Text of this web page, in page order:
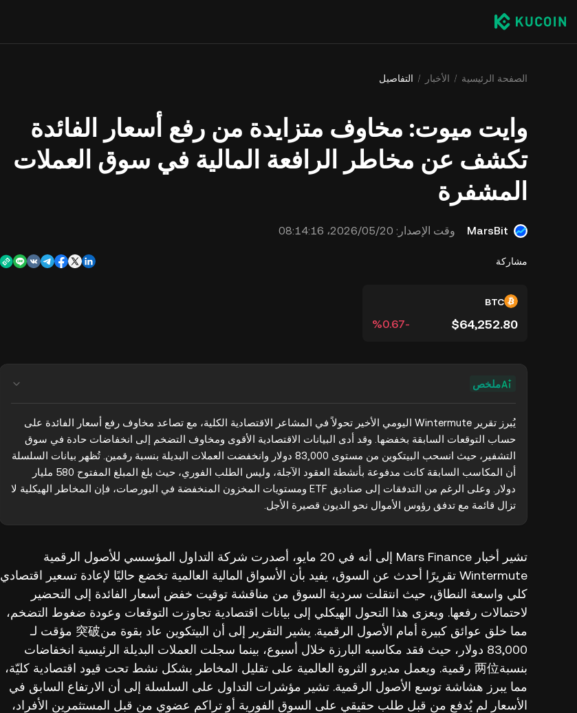
الصفحة الرئيسية الأخبار التفاصيل
وايت ميوت: مخاوف متزايدة من رفع أسعار الفائدة
تكشف عن مخاطر الرافعة المالية في سوق العملات
المشفرة
MarsBit وقت الإصدار: 20‏/05‏/2026، 08:14:16
مشاركة
BTC
$64,252.80
‮-‭0.67‬%‬
ملخص
تزال قائمة مع تدفق رؤوس الأموال نحو الديون قصيرة الأجل.
تشير أخبار Mars Finance إلى أنه في 20 مايو، أصدرت شركة التداول المؤسسي للأصول الرقمية
Wintermute تقريرًا أحدث عن السوق، يفيد بأن الأسواق المالية العالمية تخضع حاليًا لإعادة تسعير اقتصادي
كلي واسعة النطاق، حيث انتقلت سردية السوق من مناقشة توقيت خفض أسعار الفائدة إلى التحضير
لاحتمالات رفعها. ويعزى هذا التحول الهيكلي إلى بيانات اقتصادية تجاوزت التوقعات وعودة ضغوط التضخم،
مما خلق عوائق كبيرة أمام الأصول الرقمية. يشير التقرير إلى أن البيتكوين عاد بقوة من突破 مؤقت لـ
83,000 دولار، حيث فقد مكاسبه البارزة خلال أسبوع، بينما سجلت العملات البديلة الرئيسية انخفاضات
بنسبة两位 رقمية. ويعمل مديرو الثروة العالمية على تقليل المخاطر بشكل نشط تحت قيود اقتصادية كليّة،
مما يبرز هشاشة توسع الأصول الرقمية. تشير مؤشرات التداول على السلسلة إلى أن الارتفاع السابق في
الأسعار لم يُدفع من قبل طلب حقيقي على السوق الفورية أو تراكم عضوي من قبل المستثمرين الأفراد،